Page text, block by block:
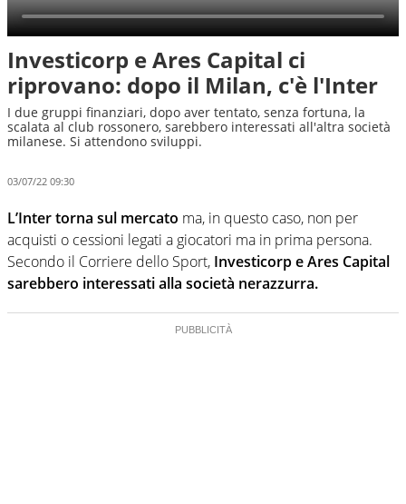
Investicorp e Ares Capital ci
riprovano: dopo il Milan, c'è l'Inter
I due gruppi finanziari, dopo aver tentato, senza fortuna, la
scalata al club rossonero, sarebbero interessati all'altra società
milanese. Si attendono sviluppi.
03/07/22 09:30
L’Inter torna sul mercato ma, in questo caso, non per
acquisti o cessioni legati a giocatori ma in prima persona.
Secondo il Corriere dello Sport, Investicorp e Ares Capital
sarebbero interessati alla società nerazzurra.